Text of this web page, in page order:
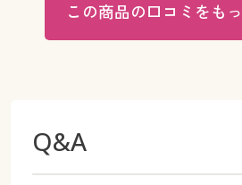
この商品の口コミをも
Q&A